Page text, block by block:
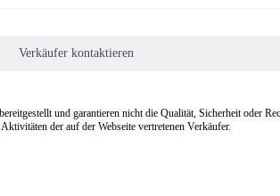
Verkäufer kontaktieren
und garantieren nicht die Qualität, Sicherheit oder
der auf der Webseite vertretenen Verkäufer.